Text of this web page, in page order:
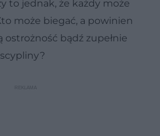
to jednak, że każdy może
może biegać, a powinien
ostrożność bądź zupełnie